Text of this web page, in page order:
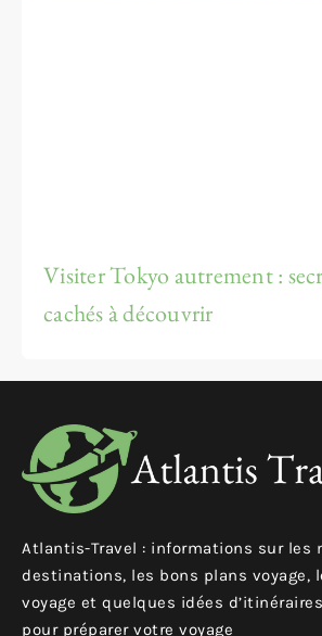
Visiter Tokyo autrement :
cachés à découvrir
Atlantis-Travel : informations sur les
destinations, les bons plans voyage,
voyage et quelques idées
pour préparer votre voyage